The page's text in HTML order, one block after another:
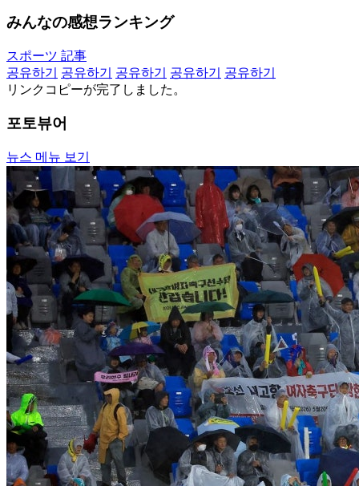
みんなの感想ランキング
スポーツ 記事
공유하기
공유하기 공유하기 공유하기
공유하기
リンクコピーが完了しました。
포토뷰어
뉴스 메뉴 보기